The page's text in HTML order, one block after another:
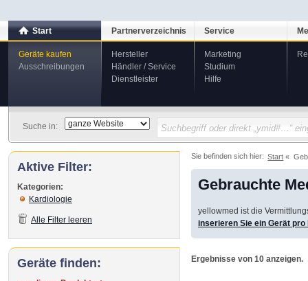
Start
Geräte kaufen
Ausschreibungen
Partnerverzeichnis
Hersteller
Händler / Service
Dienstleister
Service
Marketing
Studium
Hilfe
Suche in:
Sie befinden sich hier: Start
Gebrauchte
yellowmed ist die
inserieren Sie ein Gerät
Ergebnisse von 10 anzeigen.
Aktive Filter:
Kategorien:
Kardiologie
Alle Filter leeren
Geräte finden: